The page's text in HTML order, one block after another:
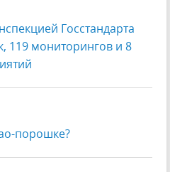
Госстандарта
119 мониторингов и 8
порошке?